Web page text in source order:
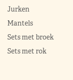
Jurken
Mantels
Sets met broek
Sets met rok